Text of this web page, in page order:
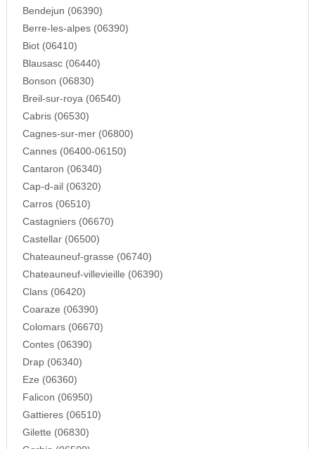
Bendejun (06390)
Berre-les-alpes (06390)
Biot (06410)
Blausasc (06440)
Bonson (06830)
Breil-sur-roya (06540)
Cabris (06530)
Cagnes-sur-mer (06800)
Cannes (06400-06150)
Cantaron (06340)
Cap-d-ail (06320)
Carros (06510)
Castagniers (06670)
Castellar (06500)
Chateauneuf-grasse (06740)
Chateauneuf-villevieille (06390)
Clans (06420)
Coaraze (06390)
Colomars (06670)
Contes (06390)
Drap (06340)
Eze (06360)
Falicon (06950)
Gattieres (06510)
Gilette (06830)